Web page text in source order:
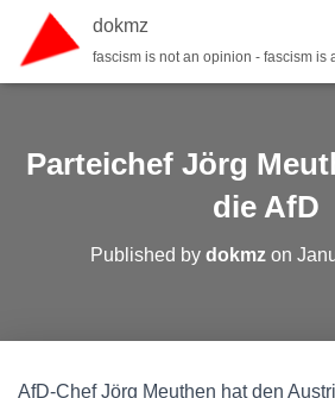
dokmz
fascism is not an opinion - fascism is
Parteichef Jörg
die AfD
Published by dokmzon
AfD-Chef Jörg Meuthen hat den